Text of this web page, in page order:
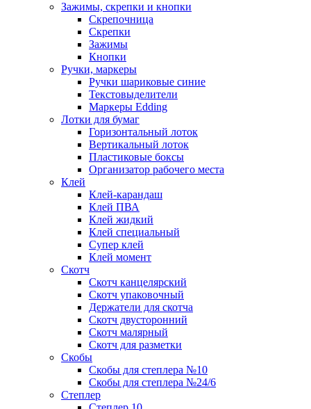
Зажимы, скрепки и кнопки
Скрепочница
Скрепки
Зажимы
Кнопки
Ручки, маркеры
Ручки шариковые синие
Текстовыделители
Маркеры Edding
Лотки для бумаг
Горизонтальный лоток
Вертикальный лоток
Пластиковые боксы
Организатор рабочего места
Клей
Клей-карандаш
Клей ПВА
Клей жидкий
Клей специальный
Супер клей
Клей момент
Скотч
Скотч канцелярский
Скотч упаковочный
Держатели для скотча
Скотч двусторонний
Скотч малярный
Скотч для разметки
Скобы
Скобы для степлера №10
Скобы для степлера №24/6
Степлер